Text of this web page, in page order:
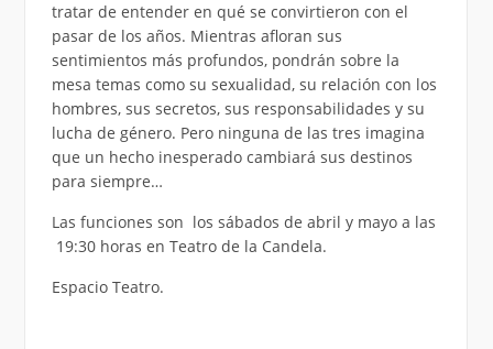
tratar de entender en qué se convirtieron con el
pasar de los años. Mientras afloran sus
sentimientos más profundos, pondrán sobre la
mesa temas como su sexualidad, su relación con los
hombres, sus secretos, sus responsabilidades y su
lucha de género. Pero ninguna de las tres imagina
que un hecho inesperado cambiará sus destinos
para siempre…
Las funciones son los sábados de abril y mayo a las
19:30 horas en Teatro de la Candela.
Espacio Teatro.